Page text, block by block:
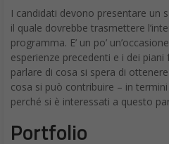
I candidati devono presentare un
il quale dovrebbe trasmettere
programma. E’ un po’
esperienze precedenti e i dei
parlare di cosa si spera di
cosa si può contribuire – in
perché si è interessati a questo
Portfolio